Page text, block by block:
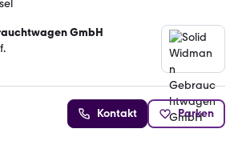
GmbH
Kontakt Parken